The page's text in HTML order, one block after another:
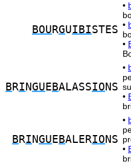
BOU RGUIBISTES
•
•
•
B RI NGU E BALASSIO NS
•
•
B RI NGU E BALERIO NS
•
•